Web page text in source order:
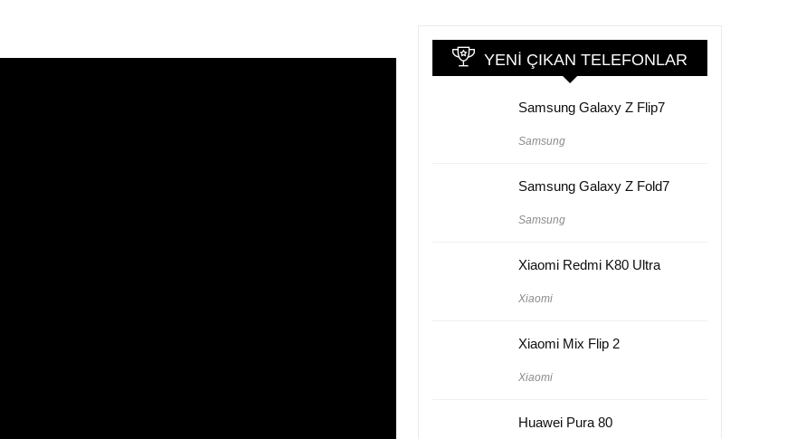
YENI ÇIKAN TELEFONLAR
Samsung Galaxy Z Flip7
Samsung
Samsung Galaxy Z Fold7
Samsung
Xiaomi Redmi K80 Ultra
Xiaomi
Xiaomi Mix Flip 2
Xiaomi
Huawei Pura 80